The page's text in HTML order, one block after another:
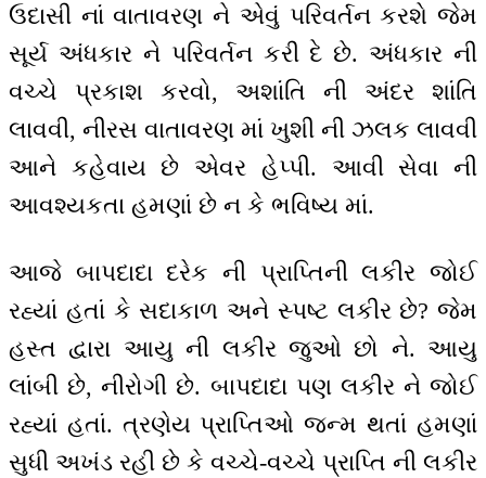
ઉદાસી નાં વાતાવરણ ને એવું પરિવર્તન કરશે જેમ
સૂર્ય અંધકાર ને પરિવર્તન કરી દે છે. અંધકાર ની
વચ્ચે પ્રકાશ કરવો, અશાંતિ ની અંદર શાંતિ
લાવવી, નીરસ વાતાવરણ માં ખુશી ની ઝલક લાવવી
આને કહેવાય છે એવર હેપ્પી. આવી સેવા ની
આવશ્યકતા હમણાં છે ન કે ભવિષ્ય માં.
આજે બાપદાદા દરેક ની પ્રાપ્તિની લકીર જોઈ
રહ્યાં હતાં કે સદાકાળ અને સ્પષ્ટ લકીર છે? જેમ
હસ્ત દ્વારા આયુ ની લકીર જુઓ છો ને. આયુ
લાંબી છે, નીરોગી છે. બાપદાદા પણ લકીર ને જોઈ
રહ્યાં હતાં. ત્રણેય પ્રાપ્તિઓ જન્મ થતાં હમણાં
સુધી અખંડ રહી છે કે વચ્ચે-વચ્ચે પ્રાપ્તિ ની લકીર